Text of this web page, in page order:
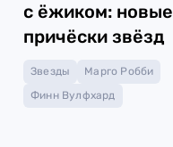
с ёжиком: новые
причёски звёзд
Звезды
Марго Робби
Финн Вулфхард